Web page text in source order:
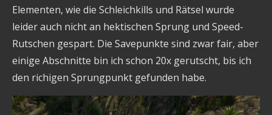
Elementen, wie die Schleichkills und Rätsel wurde
leider auch nicht an hektischen Sprung und Speed-
Rutschen gespart. Die Savepunkte sind zwar fair, aber
einige Abschnitte bin ich schon 20x gerutscht, bis ich
den richigen Sprungpunkt gefunden habe.